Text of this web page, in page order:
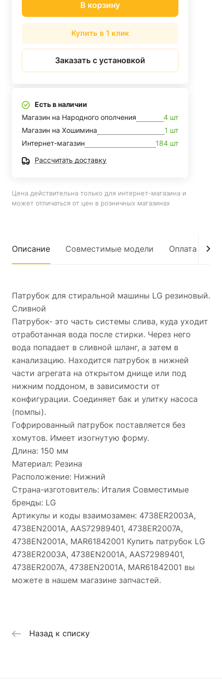
В корзину
Купить в 1 клик
Заказать с установкой
Есть в наличии
Магазин на Народного ополчения
4 шт
Магазин на Хошимина
1 шт
Интернет-магазин
184 шт
Рассчитать доставку
Цена действительна только для интернет-магазина и
может отличаться от цен в розничных магазинах
Описание Совместимые модели Оплата
Патрубок для стиральной машины LG резиновый.
Сливной
Патрубок- это часть системы слива, куда уходит
отработанная вода после стирки. Через него
вода попадает в сливной шланг, а затем в
канализацию. Находится патрубок в нижней
части агрегата на открытом днище или под
нижним поддоном, в зависимости от
конфигурации. Соединяет бак и улитку насоса
(помпы).
Гофрированный патрубок поставляется без
хомутов. Имеет изогнутую форму.
Длина: 150 мм
Материал: Резина
Расположение: Нижний
Страна-изготовитель: Италия Совместимые
бренды: LG
Артикулы и коды взаимозамен: 4738ER2003A,
4738EN2001A, AAS72989401, 4738ER2007A,
4738EN2001A, MAR61842001 Купить патрубок LG
4738ER2003A, 4738EN2001A, AAS72989401,
4738ER2007A, 4738EN2001A, MAR61842001 вы
можете в нашем магазине запчастей.
Назад к списку